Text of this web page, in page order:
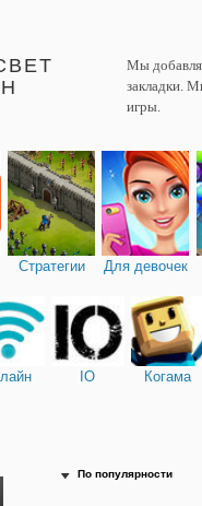
Мы
закладки.
игры.
Стратегии Для девочек
IO Когама
По популярности